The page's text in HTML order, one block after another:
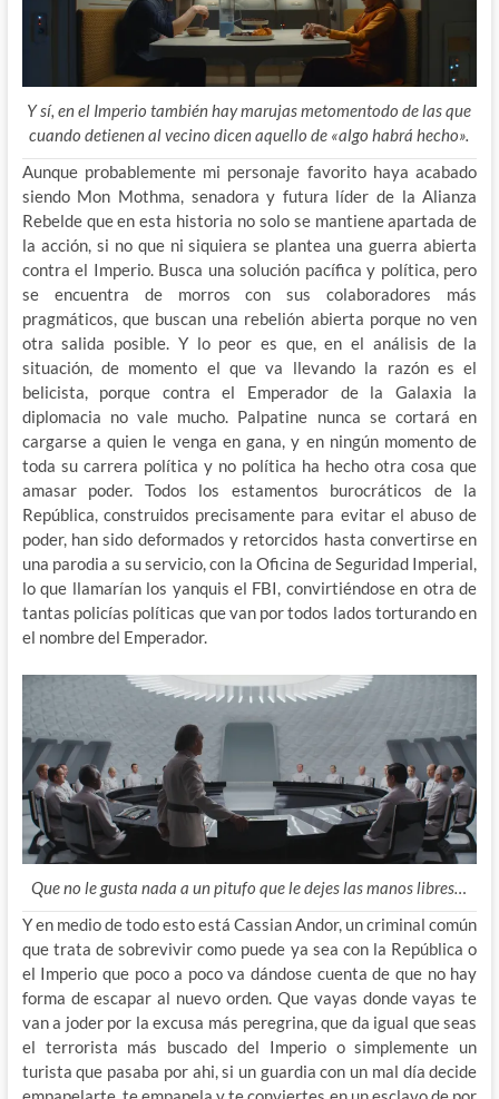
Y sí, en el Imperio también hay marujas metomentodo de las que
cuando detienen al vecino dicen aquello de «algo habrá hecho».
Aunque probablemente mi personaje favorito haya acabado
siendo Mon Mothma, senadora y futura líder de la Alianza
Rebelde que en esta historia no solo se mantiene apartada de
la acción, si no que ni siquiera se plantea una guerra abierta
contra el Imperio. Busca una solución pacífica y política, pero
se encuentra de morros con sus colaboradores más
pragmáticos, que buscan una rebelión abierta porque no ven
otra salida posible. Y lo peor es que, en el análisis de la
situación, de momento el que va llevando la razón es el
belicista, porque contra el Emperador de la Galaxia la
diplomacia no vale mucho. Palpatine nunca se cortará en
cargarse a quien le venga en gana, y en ningún momento de
toda su carrera política y no política ha hecho otra cosa que
amasar poder. Todos los estamentos burocráticos de la
República, construidos precisamente para evitar el abuso de
poder, han sido deformados y retorcidos hasta convertirse en
una parodia a su servicio, con la Oficina de Seguridad Imperial,
lo que llamarían los yanquis el FBI, convirtiéndose en otra de
tantas policías políticas que van por todos lados torturando en
el nombre del Emperador.
Que no le gusta nada a un pitufo que le dejes las manos libres…
Y en medio de todo esto está Cassian Andor, un criminal común
que trata de sobrevivir como puede ya sea con la República o
el Imperio que poco a poco va dándose cuenta de que no hay
forma de escapar al nuevo orden. Que vayas donde vayas te
van a joder por la excusa más peregrina, que da igual que seas
el terrorista más buscado del Imperio o simplemente un
turista que pasaba por ahi, si un guardia con un mal día decide